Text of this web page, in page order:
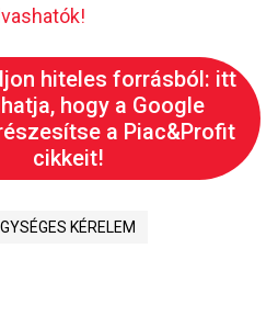
hiteles forrásból: itt
hogy a Google
a Piac&Profit
cikkeit!
KÉRELEM